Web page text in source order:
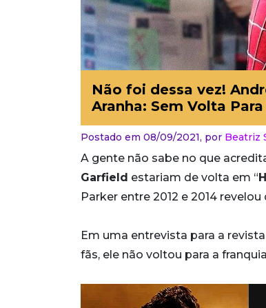
Não foi dessa vez!
Aranha: Sem Volta Para
Postado em 08/09/2021, por Beatriz
A gente não sabe no que
Garfield estariam de volta em “
Parker entre 2012 e 2014
Em uma entrevista para a revista
fãs, ele não voltou para a